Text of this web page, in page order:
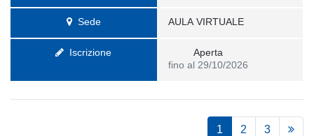
Sede AULA VIRTUALE
Iscrizione
Aperta
fino al 29/10/2026
1 2 3